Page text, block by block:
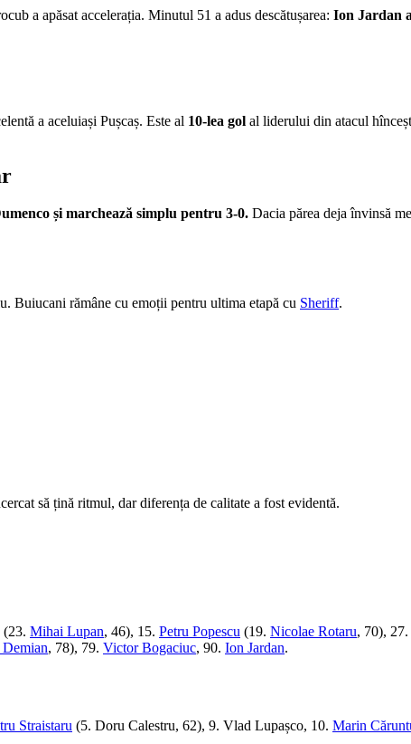
a apăsat accelerația. Minutul 51 a adus descătușarea: Ion Jardan
a aceluiași Pușcaș. Este al 10-lea gol al liderului din atacul
și marchează simplu pentru 3-0. Dacia părea deja învinsă
Buiucani rămâne cu emoții pentru ultima etapă cu Sheriff.
să țină ritmul, dar diferența de calitate a fost evidentă.
(23. Mihai Lupan, 46), 15. Petru Popescu (19. Nicolae Rotaru, 70),
, 78), 79. Victor Bogaciuc, 90. Ion Jardan.
Straistaru (5. Doru Calestru, 62), 9. Vlad Lupașco, 10. Marin